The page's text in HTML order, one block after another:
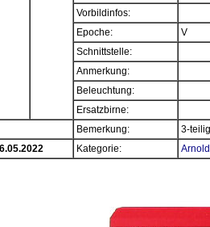
Vorbildinfos:
Epoche:
V
Schnittstelle:
Anmerkung:
Beleuchtung:
Ersatzbirne:
Bemerkung:
3-
Kategorie: